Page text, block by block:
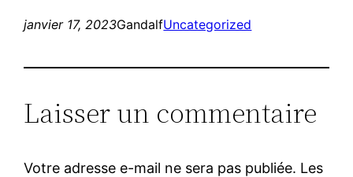
janvier 17, 2023GandalfUncategorized
Laisser un commentaire
Votre adresse e-mail ne sera pas publiée. Les